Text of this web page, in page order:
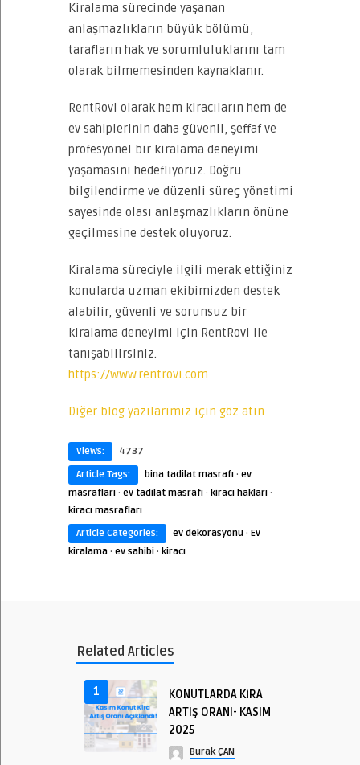
Kiralama sürecinde yaşanan
anlaşmazlıkların büyük bölümü,
tarafların hak ve sorumluluklarını tam
olarak bilmemesinden kaynaklanır.
RentRovi olarak hem kiracıların hem de
ev sahiplerinin daha güvenli, şeffaf ve
profesyonel bir kiralama deneyimi
yaşamasını hedefliyoruz. Doğru
bilgilendirme ve düzenli süreç yönetimi
sayesinde olası anlaşmazlıkların önüne
geçilmesine destek oluyoruz.
Kiralama süreciyle ilgili merak ettiğiniz
konularda uzman ekibimizden destek
alabilir, güvenli ve sorunsuz bir
kiralama deneyimi için RentRovi ile
tanışabilirsiniz.
https://www.rentrovi.com
Diğer blog yazılarımız için göz atın
Views:
4737
Article Tags:
bina tadilat masrafı · ev
masrafları · ev tadilat masrafı · kiracı hakları ·
kiracı masrafları
Article Categories:
ev dekorasyonu · Ev
kiralama · ev sahibi · kiracı
Related Articles
1
KONUTLARDA KİRA
ARTIŞ ORANI- KASIM
2025
Burak ÇAN